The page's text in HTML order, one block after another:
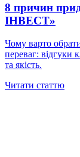
8 причин
ІНВЕСТ»
Чому варто
переваг: відгуки
та якість.
Читати статтю